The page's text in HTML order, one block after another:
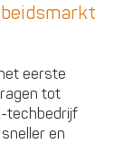
eerste
tot
techbedrijf
en